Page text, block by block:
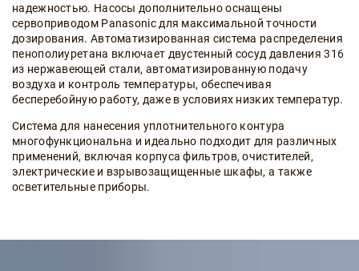
надежностью. Насосы дополнительно оснащены
сервоприводом Panasonic для максимальной точности
дозирования. Автоматизированная система распределения
пенополиуретана включает двустенный сосуд давления 316
из нержавеющей стали, автоматизированную подачу
воздуха и контроль температуры, обеспечивая
бесперебойную работу, даже в условиях низких температур.
Система для нанесения уплотнительного контура
многофункциональна и идеально подходит для различных
применений, включая корпуса фильтров, очистителей,
электрические и взрывозащищенные шкафы, а также
осветительные приборы.